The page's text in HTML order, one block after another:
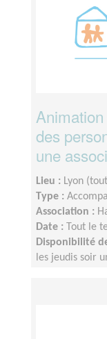
des
une
Lieu : Lyon
Type :
Association :
Date :
Tout le
Disponibilité
les jeudis soir